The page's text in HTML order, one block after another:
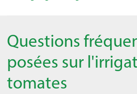
Questions
posées sur
tomates